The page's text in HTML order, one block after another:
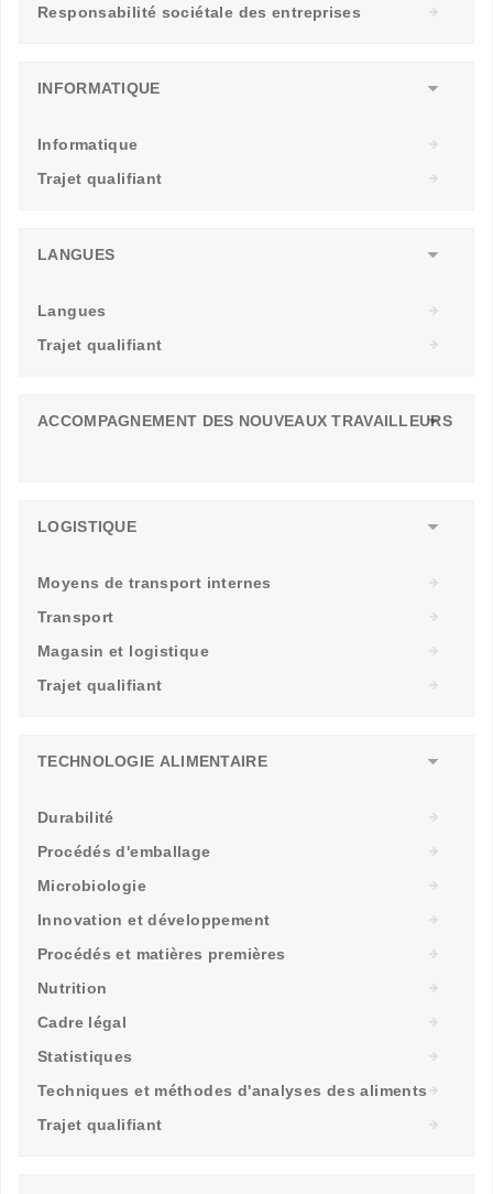
Responsabilité sociétale des entreprises
INFORMATIQUE
Informatique
Trajet qualifiant
LANGUES
Langues
Trajet qualifiant
ACCOMPAGNEMENT DES NOUVEAUX TRAVAILLEURS
LOGISTIQUE
Moyens de transport internes
Transport
Magasin et logistique
Trajet qualifiant
TECHNOLOGIE ALIMENTAIRE
Durabilité
Procédés d'emballage
Microbiologie
Innovation et développement
Procédés et matières premières
Nutrition
Cadre légal
Statistiques
Techniques et méthodes d'analyses des aliments
Trajet qualifiant